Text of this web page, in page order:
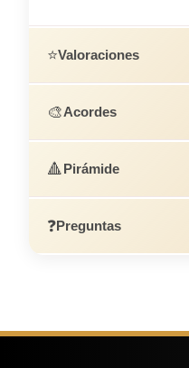
⭐Valoraciones
🎨Acordes
🔺Pirámide
❓Preguntas